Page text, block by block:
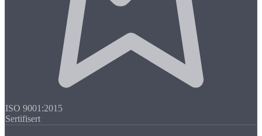
ISO 9001:2015
Sertifisert